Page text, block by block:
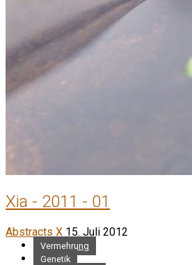
Xia - 2011 - 01
Abstracts X 15. Juli 2012
Vermehrung
Genetik